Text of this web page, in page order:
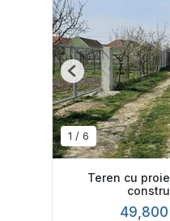
1 / 6
Previous
Teren cu